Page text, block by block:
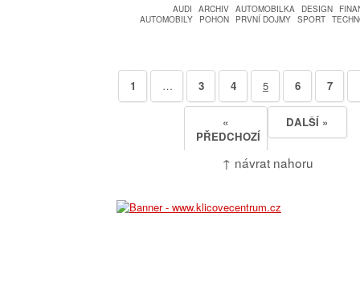
AUDI ARCHIV AUTOMOBILKA DESIGN
AUTOMOBILY
POHON PRVNÍ DOJMY SPORT
«
PŘEDCHOZÍ
1 … 3 4 5 6 7
DALŠÍ »
↑ návrat nahoru